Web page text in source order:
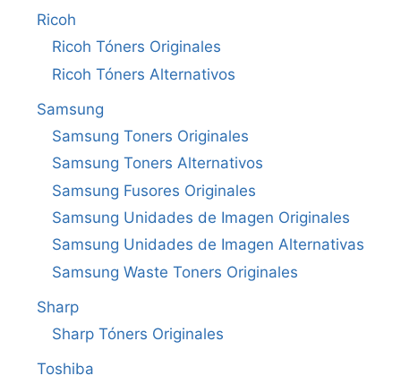
Ricoh
Ricoh Tóners Originales
Ricoh Tóners Alternativos
Samsung
Samsung Toners Originales
Samsung Toners Alternativos
Samsung Fusores Originales
Samsung Unidades de Imagen Originales
Samsung Unidades de Imagen Alternativas
Samsung Waste Toners Originales
Sharp
Sharp Tóners Originales
Toshiba